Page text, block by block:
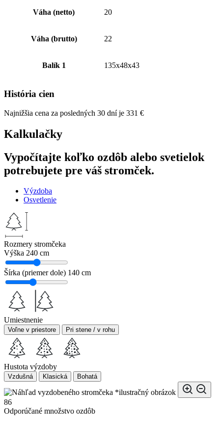
Váha (netto) 20
Váha (brutto) 22
Balík 1 135x48x43
História cien
Najnižšia cena za posledných 30 dní je 331 €
Kalkulačky
Vypočítajte koľko ozdôb alebo svetielok
potrebujete pre váš stromček.
Výzdoba
Osvetlenie
Rozmery stromčeka
Výška 240 cm
Šírka (priemer dole) 140 cm
Umiestnenie
Voľne v priestore Pri stene / v rohu
Hustota výzdoby
Vzdušná Klasická Bohatá
*ilustračný obrázok
86
Odporúčané množstvo ozdôb